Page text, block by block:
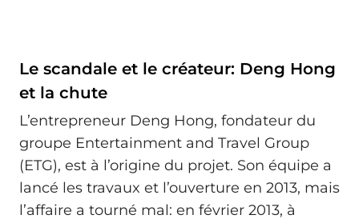
Le scandale et le créateur: Deng Hong
et la chute
L’entrepreneur Deng Hong, fondateur du
groupe Entertainment and Travel Group
(ETG), est à l’origine du projet. Son équipe a
lancé les travaux et l’ouverture en 2013, mais
l’affaire a tourné mal: en février 2013, à